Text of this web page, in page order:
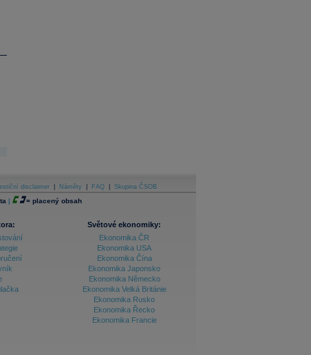
disclaimer Náměty FAQ Skupina ČSOB
| = placený obsah
Světové ekonomiky:
Ekonomika ČR
Ekonomika USA
Ekonomika Čína
Ekonomika Japonsko
Ekonomika Německo
Ekonomika Velká Británie
Ekonomika Rusko
Ekonomika Řecko
Ekonomika Francie